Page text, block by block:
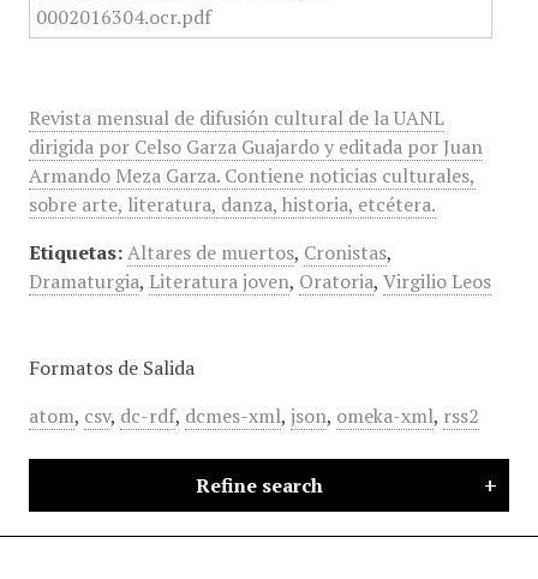
Revista mensual de difusión cultural de la UANL
dirigida por Celso Garza Guajardo y editada por Juan
Armando Meza Garza. Contiene noticias culturales,
sobre arte, literatura, danza, historia, etcétera.
Etiquetas: Altares de muertos, Cronistas,
Dramaturgia, Literatura joven, Oratoria, Virgilio Leos
Formatos de Salida
atom, csv, dc-rdf, dcmes-xml, json, omeka-xml, rss2
Refine search